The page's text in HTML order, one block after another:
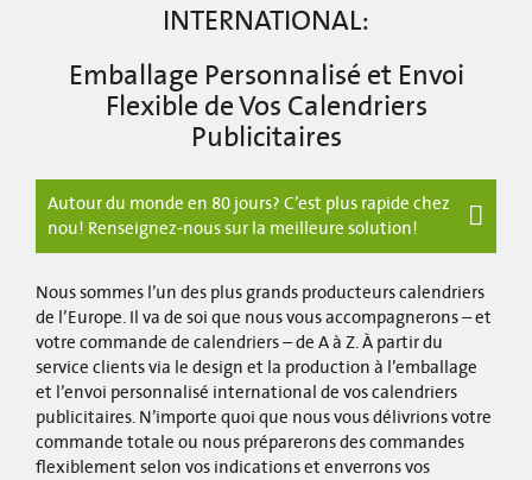
INTERNATIONAL:
Emballage Personnalisé et Envoi
Flexible de Vos Calendriers
Publicitaires
Autour du monde en 80 jours? C’est plus rapide chez
nou! Renseignez-nous sur la meilleure solution!
Nous sommes l’un des plus grands producteurs calendriers
de l’Europe. Il va de soi que nous vous accompagnerons – et
votre commande de calendriers – de A à Z. À partir du
service clients via le design et la production à l’emballage
et l’envoi personnalisé international de vos calendriers
publicitaires. N’importe quoi que nous vous délivrions votre
commande totale ou nous préparerons des commandes
flexiblement selon vos indications et enverrons vos